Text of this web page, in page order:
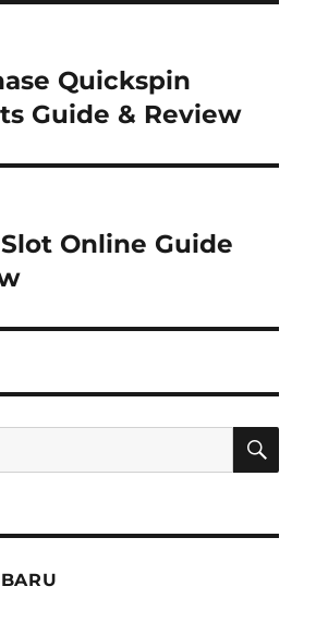
Quickspin
Guide & Review
Online Guide